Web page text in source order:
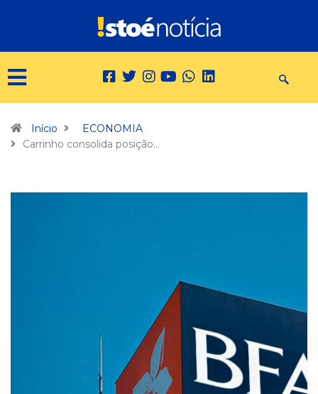
Início
ECONOMIA
Carrinho consolida posição…